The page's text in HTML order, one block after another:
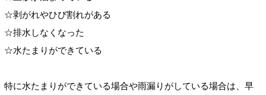
☆剥がれやひび割れがある
☆排水しなくなった
☆水たまりができている
特に水たまりができている場合や雨漏りがしている場合は、早